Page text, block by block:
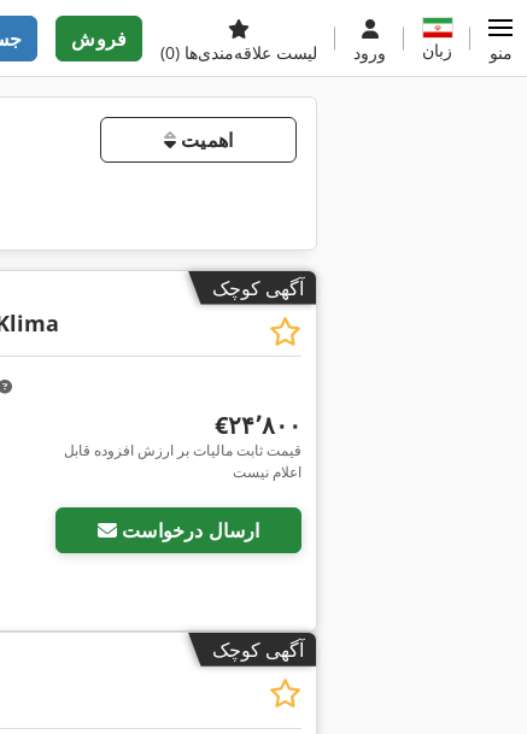
فروش
لیست علاقه‌مندی‌ها (0) ورود زبان منو
اهمیت
آگهی کوچک
‎€۲۴٬۸۰۰
قیمت ثابت مالیات بر ارزش افزوده قابل
اعلام نیست
ارسال درخواست
آگهی کوچک